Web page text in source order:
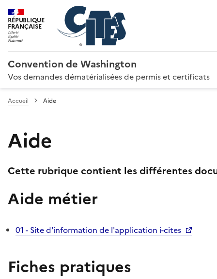
RÉPUBLIQUE
FRANÇAISE
Convention de Washington
Vos demandes dématérialisées de permis et certificats
Accueil Aide
Aide
Cette rubrique contient les différentes
Aide métier
01 - Site d'information de l'application i-cites
Fiches pratiques